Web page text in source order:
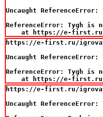
Uncaught
ReferenceError: Tygh is
at https://e-
https://e-first.ru/
Uncaught
ReferenceError: Tygh is
at https://e-
https://e-first.ru/
Uncaught